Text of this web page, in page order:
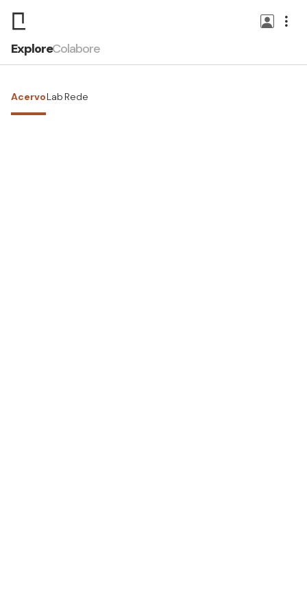
ExploreColabore
AcervoLab Rede